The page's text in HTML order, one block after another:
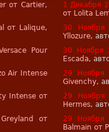
от Cartier,
от Lalique,
Pour
Air Intense
Intense от
Greyland от
1 Декабря
от Lolita
30
Yllozure,
30 Ноября
Escada,
29
Givenchy,
29
Hermes,
29
Balmain от